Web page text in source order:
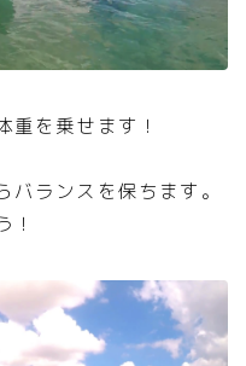
重を乗せます！
ランスを保ちます。
！